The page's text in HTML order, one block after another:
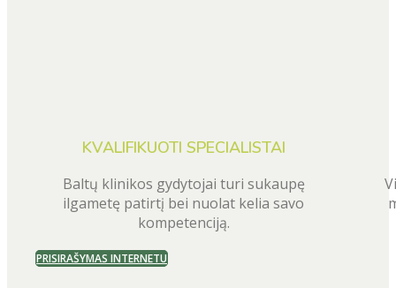
KVALIFIKUOTI SPECIALISTAI
Baltų klinikos gydytojai turi sukaupę
ilgametę patirtį bei nuolat kelia savo
kompetenciją.
PRISIRAŠYMAS INTERNETU